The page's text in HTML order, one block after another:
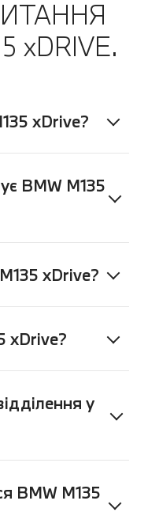
через
застосунку
xDRIVE.
xDrive?
BMW M135
xDrive?
xDrive?
у
BMW M135